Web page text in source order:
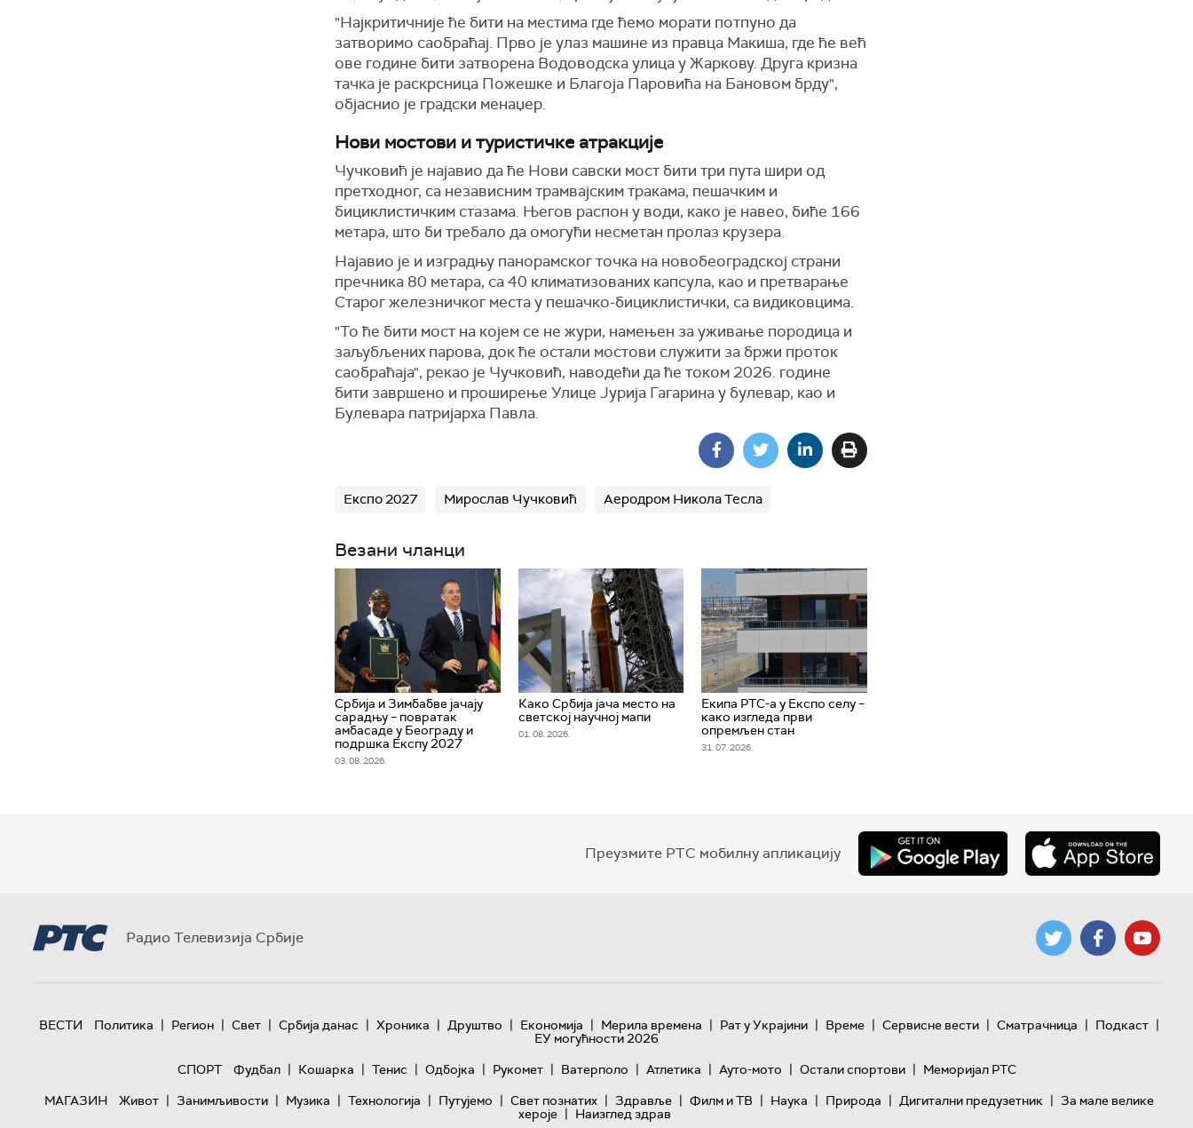
"Најкритичније ће бити на местима где ћемо морати потпуно да
затворимо саобраћај. Прво је улаз машине из правца Макиша, где ће већ
ове године бити затворена Водоводска улица у Жаркову. Друга кризна
тачка је раскрсница Пожешке и Благоја Паровића на Бановом брду",
објаснио је градски менаџер.
Нови мостови и туристичке атракције
Чучковић је најавио да ће Нови савски мост бити три пута шири од
претходног, са независним трамвајским тракама, пешачким и
бициклистичким стазама. Његов распон у води, како је навео, биће 166
метара, што би требало да омогући несметан пролаз крузера.
Најавио је и изградњу панорамског точка на новобеоградској страни
пречника 80 метара, са 40 климатизованих капсула, као и претварање
Старог железничког места у пешачко-бициклистички, са видиковцима.
"То ће бити мост на којем се не жури, намењен за уживање породица и
заљубљених парова, док ће остали мостови служити за бржи проток
саобраћаја", рекао је Чучковић, наводећи да ће током 2026. године
бити завршено и проширење Улице Јурија Гагарина у булевар, као и
Булевара патријарха Павла.
Експо 2027 Мирослав Чучковић Аеродром Никола Тесла
Везани чланци
Србија и Зимбабве јачају
сарадњу – повратак
амбасаде у Београду и
подршка Експу 2027
03. 08. 2026.
Како Србија јача место на
светској научној мапи
01. 08. 2026.
Екипа РТС-а у Експо селу –
како изгледа први
опремљен стан
31. 07. 2026.
Преузмите РТС мобилну апликацију
Радио Телевизија Србије
ВЕСТИ Политика | Регион | Свет | Србија данас | Хроника | Друштво | Економија | Мерила времена | Рат у Украјини | Време | Сервисне вести | Сматрачница | Подкаст |
ЕУ могућности 2026
СПОРТ
Фудбал | Кошарка | Тенис | Одбојка | Рукомет | Ватерполо | Атлетика | Ауто-мото | Остали спортови | Меморијал РТС
МАГАЗИН
Живот | Занимљивости | Музика | Технологијa | Путујемо | Свет познатих | Здравље | Филм и ТВ | Наука | Природа | Дигитални предузетник | За мале велике
хероје | Наизглед здрав